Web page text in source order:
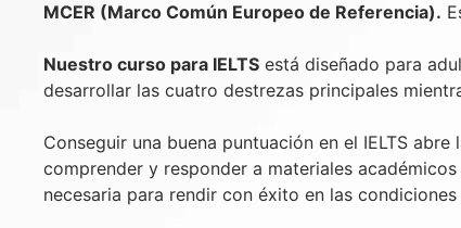
MCER (Marco Común Europeo de Referencia).
Nuestro curso para IELTS está diseñado para
desarrollar las cuatro destrezas principales
Conseguir una buena puntuación en el IELTS
comprender y responder a materiales
necesaria para rendir con éxito en las condiciones